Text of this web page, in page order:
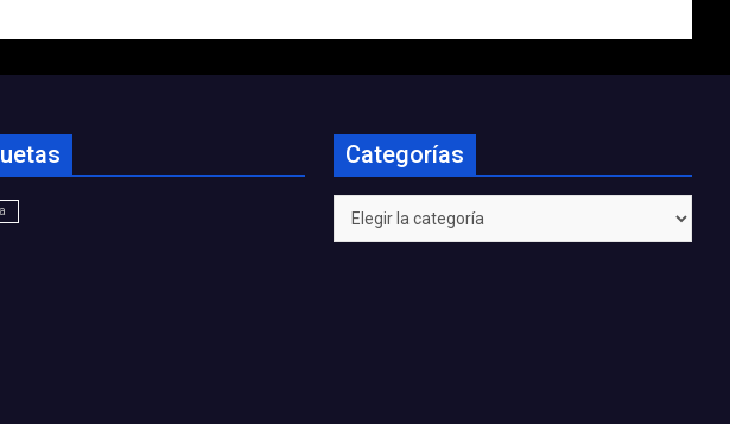
Categorías
Categorías